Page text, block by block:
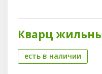
Кварц
есть в наличии